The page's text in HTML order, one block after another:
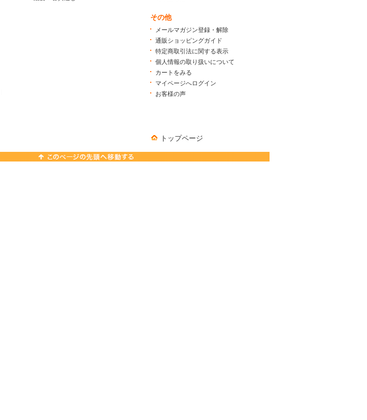
その他
メールマガジン登録・解除
通販ショッピングガイド
特定商取引法に関する表示
個人情報の取り扱いについて
カートをみる
マイページへログイン
お客様の声
トップページ